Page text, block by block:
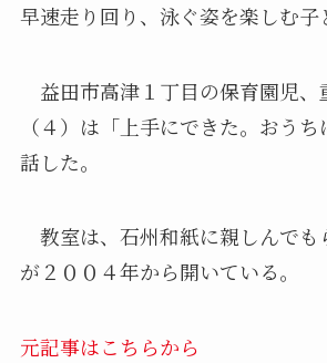
早速走り回り、泳ぐ姿を楽しむ子
益田市高津１丁目の保育園児、
（４）は「上手にできた。おう
話した。
教室は、石州和紙に親しんでも
が２００４年から開いている。
元記事はこちらから